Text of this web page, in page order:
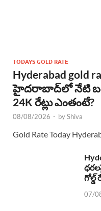
TODAYS GOLD RATE
Hyderabad gold
హైదరాబాద్‌లో నేటి
24K రేట్లు ఎంతంటే?
08/08/2026 - byShiva
Gold Rate Today
గోల్డ్
07/